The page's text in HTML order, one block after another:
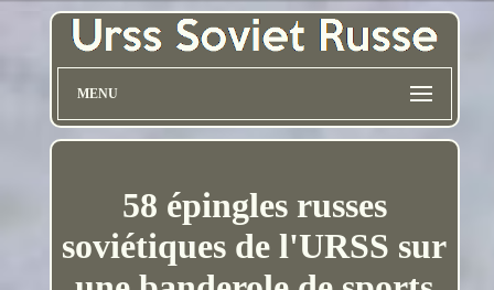
MENU
58 épingles russes
soviétiques de l'URSS sur